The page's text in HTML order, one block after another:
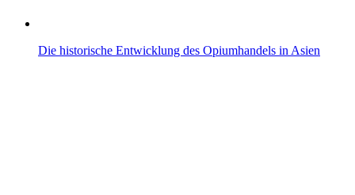
Die historische Entwicklung des Opiumhandels in Asien